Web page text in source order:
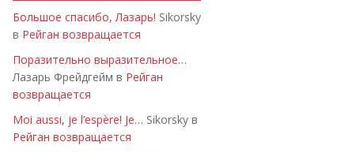
Большое спасибо, Лазарь! Sikorsky
в Рейган возвращается
Поразительно выразительное…
Лазарь Фрейдгейм в Рейган
возвращается
Moi aussi, je l’espère! Je… Sikorsky в
Рейган возвращается